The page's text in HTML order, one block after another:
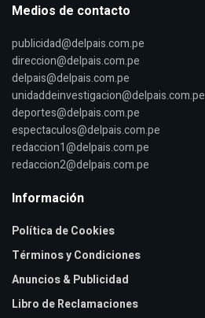
Medios de contacto
publicidad@delpais.com.pe
direccion@delpais.com.pe
delpais@delpais.com.pe
unidaddeinvestigacion@delpais.com.pe
deportes@delpais.com.pe
espectaculos@delpais.com.pe
redaccion1@delpais.com.pe
redaccion2@delpais.com.pe
Información
Política de Cookies
Términos y Condiciones
Anuncios & Publicidad
Libro de Reclamaciones